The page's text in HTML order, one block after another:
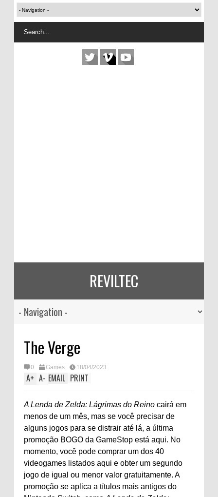
REVILTEC
The Verge
0 Games 18/04/2023
A+ A- EMAIL PRINT
A Lenda de Zelda: Lágrimas do Reino cairá em
menos de um mês, mas se você precisar de
alguns jogos para se distrair até lá, a última
promoção BOGO da GameStop está aqui. No
momento, você pode comprar um dos 40
videogames listados aqui e obter um segundo
jogo de igual ou menor valor gratuitamente. A
promoção se aplica a títulos mais antigos do